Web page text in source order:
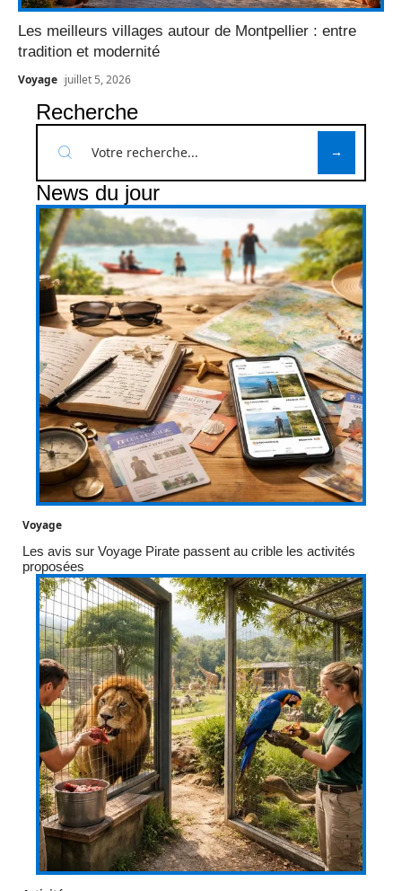
Les meilleurs villages autour de Montpellier : entre
tradition et modernité
Voyage juillet 5, 2026
Recherche
News du jour
Voyage
Les avis sur Voyage Pirate passent au crible les activités
proposées